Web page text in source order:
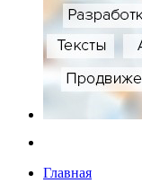
Главная